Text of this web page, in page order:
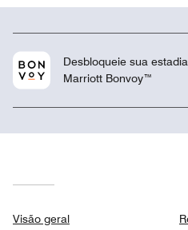
Desbloqueie sua
Marriott Bonvoy™
Visão geral